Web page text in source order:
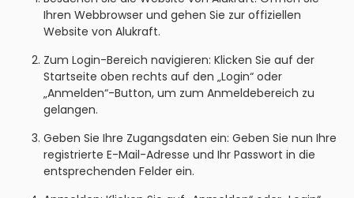
Ihren Webbrowser und gehen Sie zur offiziellen
Website von Alukraft.
Zum Login-Bereich navigieren: Klicken Sie auf der
Startseite oben rechts auf den „Login“ oder
„Anmelden“-Button, um zum Anmeldebereich zu
gelangen.
Geben Sie Ihre Zugangsdaten ein: Geben Sie nun Ihre
registrierte E-Mail-Adresse und Ihr Passwort in die
entsprechenden Felder ein.